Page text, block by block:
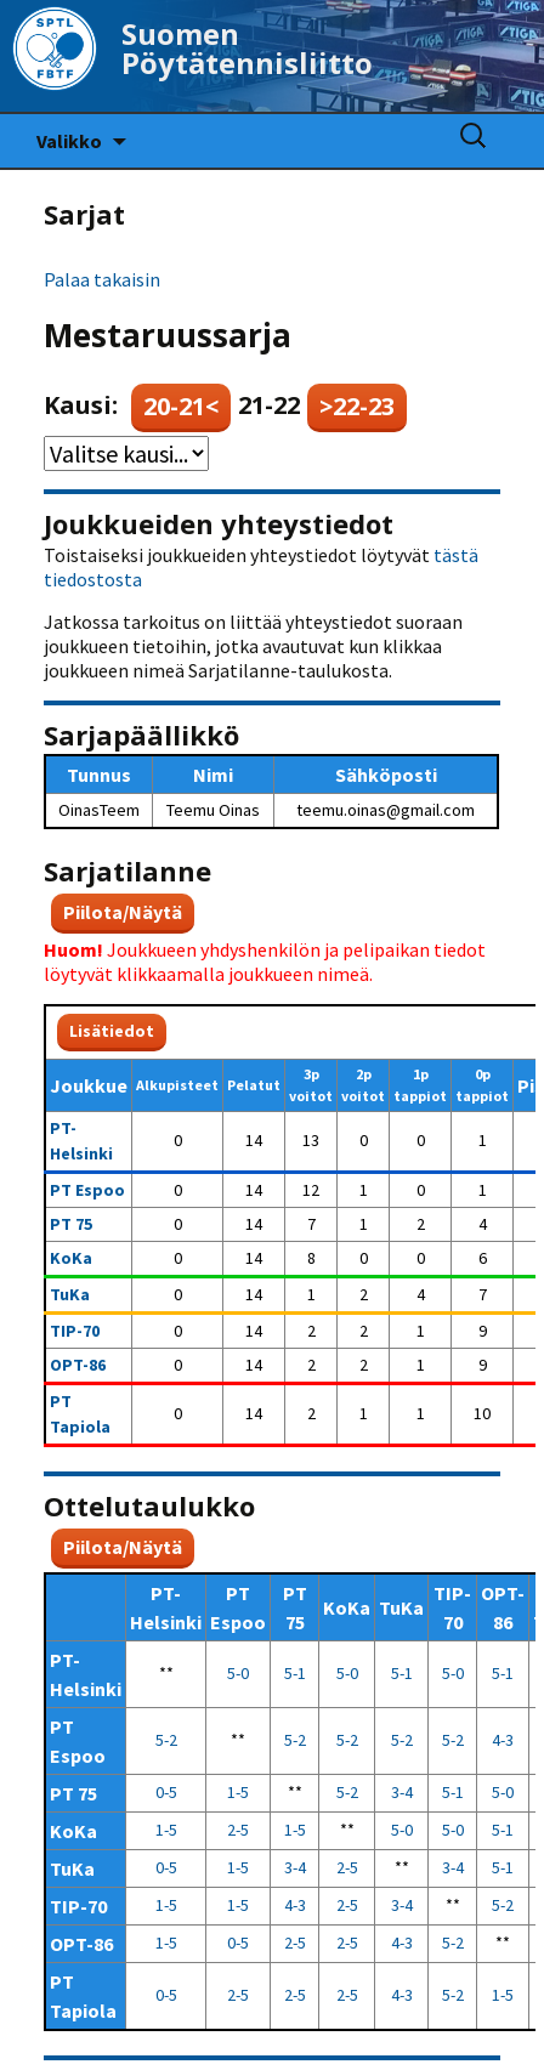
Suomen
Pöytätennisliitto
Valikko
Haku:
Sarjat
Palaa takaisin
Mestaruussarja
Kausi: 20-21< 21-22 >22-23
Joukkueiden yhteystiedot
Toistaiseksi joukkueiden yhteystiedot löytyvät tästä
tiedostosta
Jatkossa tarkoitus on liittää yhteystiedot suoraan
joukkueen tietoihin, jotka avautuvat kun klikkaa
joukkueen nimeä Sarjatilanne-taulukosta.
Sarjapäällikkö
Tunnus Nimi Sähköposti
OinasTeem Teemu Oinas teemu.oinas@gmail.com
Sarjatilanne
Piilota/Näytä
Huom! Joukkueen yhdyshenkilön ja pelipaikan tiedot
löytyvät klikkaamalla joukkueen nimeä.
Lisätiedot
Joukkue Alkupisteet Pelatut
3p
voitot
2p
voitot
1p
tappiot
0p
tappiot
PT-
Helsinki
0 14 13 0 0 1
PT Espoo 0 14 12 1 0 1
PT 75
0 14 7 1 2 4
KoKa
0 14 8 0 0 6
TuKa
0 14 1 2 4 7
TIP-70
0 14 2 2 1 9
OPT-86
0 14 2 2 1 9
PT
Tapiola
0 14 2 1 1 10
Ottelutaulukko
Piilota/Näytä
PT-
Helsinki
PT
Espoo
PT
75
KoKa TuKa
TIP-
70
OPT-
86
PT-
Helsinki
** 5-0 5-1 5-0 5-1 5-0 5-1
PT
Espoo
5-2 ** 5-2 5-2 5-2 5-2 4-3
PT 75 0-5 1-5 ** 5-2 3-4 5-1 5-0
KoKa 1-5 2-5 1-5 ** 5-0 5-0 5-1
TuKa 0-5 1-5 3-4 2-5 ** 3-4 5-1
TIP-70 1-5 1-5 4-3 2-5 3-4 ** 5-2
OPT-86 1-5 0-5 2-5 2-5 4-3 5-2 **
PT
Tapiola
0-5 2-5 2-5 2-5 4-3 5-2 1-5